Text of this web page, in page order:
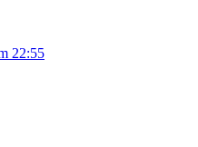
22:55